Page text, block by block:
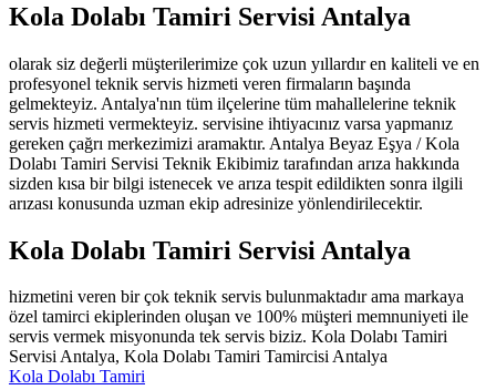
Kola Dolabı Tamiri Servisi Antalya
olarak siz değerli müşterilerimize çok uzun yıllardır en kaliteli ve en
profesyonel teknik servis hizmeti veren firmaların başında
gelmekteyiz. Antalya'nın tüm ilçelerine tüm mahallelerine teknik
servis hizmeti vermekteyiz. servisine ihtiyacınız varsa yapmanız
gereken çağrı merkezimizi aramaktır. Antalya Beyaz Eşya / Kola
Dolabı Tamiri Servisi Teknik Ekibimiz tarafından arıza hakkında
sizden kısa bir bilgi istenecek ve arıza tespit edildikten sonra ilgili
arızası konusunda uzman ekip adresinize yönlendirilecektir.
Kola Dolabı Tamiri Servisi Antalya
hizmetini veren bir çok teknik servis bulunmaktadır ama markaya
özel tamirci ekiplerinden oluşan ve 100% müşteri memnuniyeti ile
servis vermek misyonunda tek servis biziz. Kola Dolabı Tamiri
Servisi Antalya, Kola Dolabı Tamiri Tamircisi Antalya
Kola Dolabı Tamiri